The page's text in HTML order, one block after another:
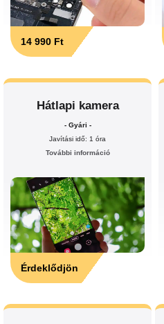
14 990 Ft
Hátlapi kamera
- Gyári -
Javítási idő: 1 óra
További információ
Érdeklődjön